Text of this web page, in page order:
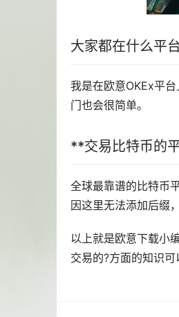
大家都在什么平
我是在欧意OKEx平
门也会很简单。
**交易比特币的
全球最靠谱的比特币
因这里无法添加后缀
以上就是欧意下载小
交易的?方面的知识可